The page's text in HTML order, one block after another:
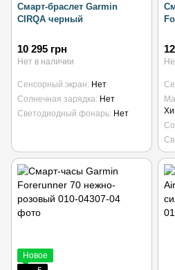
Смарт-браслет Garmin
CIRQA черный
10 295 грн
Нет в наличии
Сенсорный экран
Нет
Солнечная зарядка Нет
Светодиодный фонарь Нет
Новое